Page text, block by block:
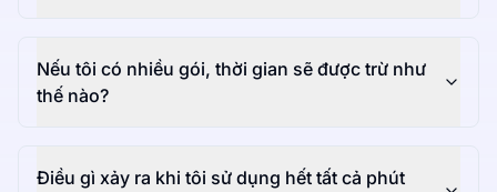
Nếu tôi có nhiều gói, thời gian sẽ được trừ như
thế nào?
Điều gì xảy ra khi tôi sử dụng hết tất cả phút